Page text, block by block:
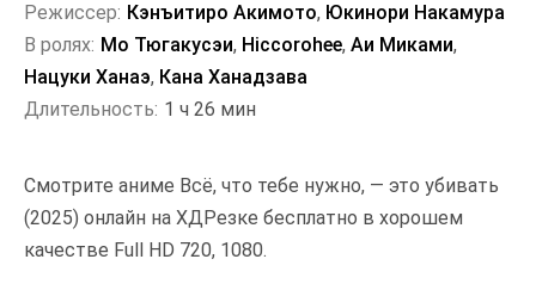
Смотрите аниме Всё, что тебе нужно, — это убивать
(2025) онлайн на ХДРезке бесплатно в хорошем
качестве Full HD 720, 1080.
Режиссер: Кэнъитиро Акимото, Юкинори Накамура
В ролях: Мо Тюгакусэи, Hiccorohee, Аи Миками,
Нацуки Ханаэ, Кана Ханадзава
Длительность: 1 ч 26 мин